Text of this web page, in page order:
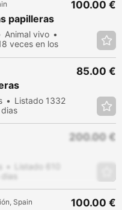
papilleras
Animal vivo
veces en los
100.00 €
Listado 1332
85.00 €
Listado 610
200.00 €
Spain 100.00 €